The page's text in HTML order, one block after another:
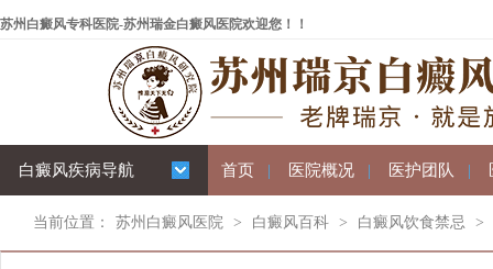
苏州白癜风专科医院-苏州瑞金白癜风医院欢迎您！！
白癜风疾病导航 首页 | 医院概况 | 医护团队 |
当前位置： 苏州白癜风医院 > 白癜风百科 > 白癜风饮食禁忌 >